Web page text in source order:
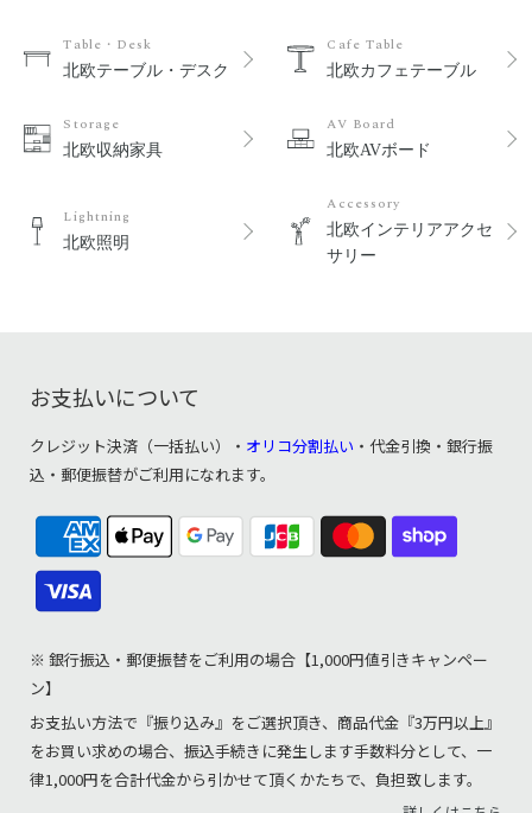
Table・Desk
北欧テーブル・デスク
Cafe Table
北欧カフェテーブル
Storage
北欧収納家具
AV Board
北欧AVボード
Lightning
北欧照明
Accessory
北欧インテリアアクセ
サリー
お支払いについて
クレジット決済（一括払い）・ オリコ分割払い ・代金引換・銀行振
込・郵便振替がご利用になれます。
※ 銀行振込・郵便振替をご利用の場合【1,000円値引きキャンペー
ン】
お支払い方法で『振り込み』をご選択頂き、商品代金『3万円以上』
をお買い求めの場合、振込手続きに発生します手数料分として、一
律1,000円を合計代金から引かせて頂くかたちで、負担致します。